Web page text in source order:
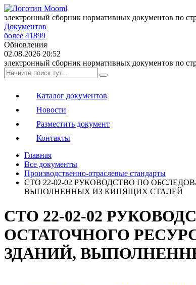
электронный сборник нормативных документов по
Документов
более 41899
Обновления
02.08.2026 20:52
электронный сборник нормативных документов по
Каталог документов
Новости
Разместить документ
Контакты
Главная
Все документы
Производственно-отраслевые стандарты
СТО 22-02-02 РУКОВОДСТВО ПО
ВЫПОЛНЕННЫХ ИЗ КИПЯЩИХ СТАЛЕЙ
СТО 22-02-02
ОСТАТОЧНОГО
ЗДАНИЙ,